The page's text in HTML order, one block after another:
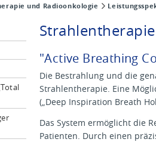
und Radioonkologie
"Active Breathing
Die Bestrahlung und die
Strahlentherapie. Eine
(„Deep Inspiration Breath
Das System ermöglicht die
Patienten. Durch einen